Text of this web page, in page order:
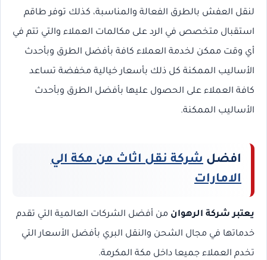
لنقل العفش بالطرق الفعالة والمناسبة، كذلك توفر طاقم
استقبال متخصص في الرد على مكالمات العملاء والتي تتم في
أي وقت ممكن لخدمة العملاء كافة بأفضل الطرق وبأحدث
الأساليب الممكنة كل ذلك بأسعار خيالية مخفضة تساعد
كافة العملاء على الحصول عليها بأفضل الطرق وبأحدث
الأساليب الممكنة.
افضل شركة نقل اثاث من مكة الي
الامارات
يعتبر شركة الرهوان من أفضل الشركات العالمية التي تقدم
خدماتها في مجال الشحن والنقل البري بأفضل الأسعار التي
تخدم العملاء جميعا داخل مكة المكرمة.